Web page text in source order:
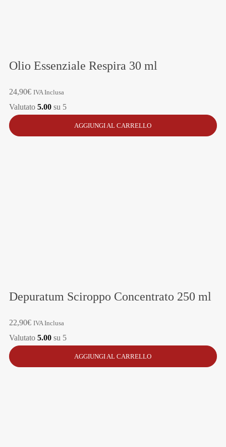
Olio Essenziale Respira 30 ml
24,90€ IVA Inclusa
Valutato 5.00su 5
AGGIUNGI AL CARRELLO
Depuratum Sciroppo Concentrato 250 ml
22,90€ IVA Inclusa
Valutato 5.00su 5
AGGIUNGI AL CARRELLO